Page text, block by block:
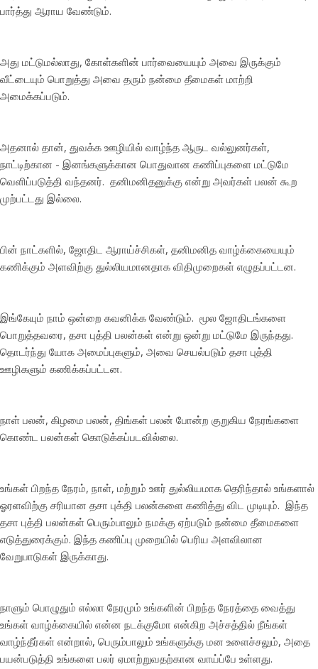
பார்த்து ஆராய வேண்டும்.
அது மட்டுமல்லாது, கோள்களின் பார்வையையும் அவை இருக்கும்
வீட்டையும் பொறுத்து அவை தரும் நன்மை தீமைகள் மாற்றி
அமைக்கப்படும்.
அதனால் தான், துவக்க ஊழியில் வாழ்ந்த ஆருட வல்லுனர்கள்,
நாட்டிற்கான - இனங்களுக்கான பொதுவான கணிப்புகளை மட்டுமே
வெளிப்படுத்தி வந்தனர். தனிமனிதனுக்கு என்று அவர்கள் பலன் கூற
முற்பட்டது இல்லை.
பின் நாட்களில், ஜோதிட ஆராய்ச்சிகள், தனிமனித வாழ்க்கையையும்
கணிக்கும் அளவிற்கு துல்லியமானதாக விதிமுறைகள் எழுதப்பட்டன.
இங்கேயும் நாம் ஒன்றை கவனிக்க வேண்டும். மூல ஜோதிடங்களை
பொறுத்தவரை, தசா புத்தி பலன்கள் என்று ஒன்று மட்டுமே இருந்தது.
தொடர்ந்து யோக அமைப்புகளும், அவை செயல்படும் தசா புத்தி
ஊழிகளும் கணிக்கப்பட்டன.
நாள் பலன், கிழமை பலன், திங்கள் பலன் போன்ற குறுகிய நேரங்களை
கொண்ட பலன்கள் கொடுக்கப்படவில்லை.
உங்கள் பிறந்த நேரம், நாள், மற்றும் ஊர் துல்லியமாக தெரிந்தால் உங்களால்
ஓரளவிற்கு சரியான தசா புக்தி பலன்களை கணித்து விட முடியும். இந்த
தசா புத்தி பலன்கள் பெரும்பாலும் நமக்கு ஏற்படும் நன்மை தீமைகளை
எடுத்துரைக்கும். இந்த கணிப்பு முறையில் பெரிய அளவிலான
வேறுபாடுகள் இருக்காது.
நாளும் பொழுதும் எல்லா நேரமும் உங்களின் பிறந்த நேரத்தை வைத்து
உங்கள் வாழ்க்கையில் என்ன நடக்குமோ என்கிற அச்சத்தில் நீங்கள்
வாழ்ந்தீர்கள் என்றால், பெரும்பாலும் உங்களுக்கு மன உளைச்சலும், அதை
பயன்படுத்தி உங்களை பலர் ஏமாற்றுவதற்கான வாய்ப்பே உள்ளது.